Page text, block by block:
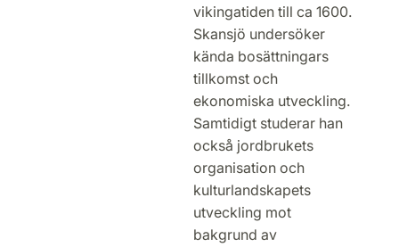
vikingatiden till ca 1600.
Skansjö undersöker
kända bosättningars
tillkomst och
ekonomiska utveckling.
Samtidigt studerar han
också jordbrukets
organisation och
kulturlandskapets
utveckling mot
bakgrund av